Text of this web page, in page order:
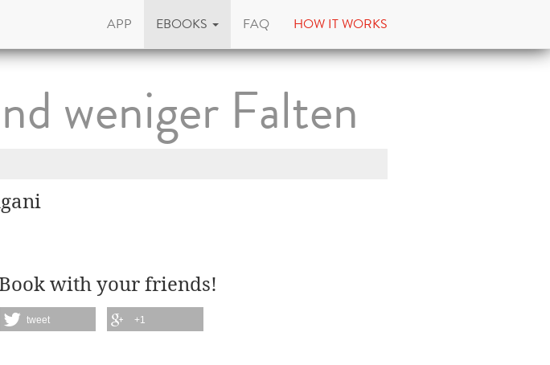
APP EBOOKS FAQ HOW IT WORKS
weniger Falten
with your friends!
tweet +1